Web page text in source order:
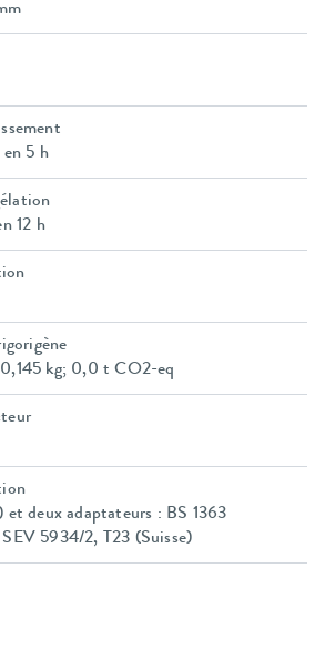
5 h
12 h
kg; 0,0 t CO2-eq
et deux adaptateurs : BS 1363
5934/2, T23 (Suisse)